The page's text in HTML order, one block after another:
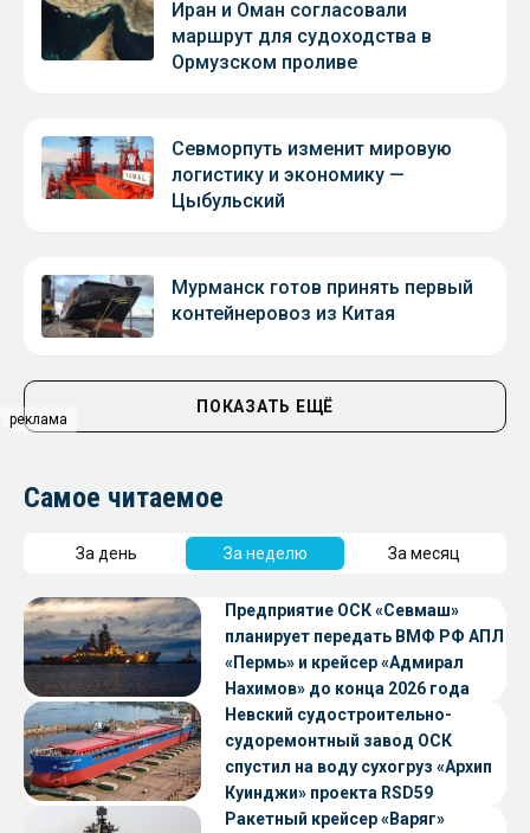
реклама
Иран и Оман согласовали
маршрут для судоходства в
Ормузском проливе
Севморпуть изменит мировую
логистику и экономику —
Цыбульский
Мурманск готов принять первый
контейнеровоз из Китая
ПОКАЗАТЬ ЕЩЁ
Самое читаемое
За день За неделю За месяц
Предприятие ОСК «Севмаш»
планирует передать ВМФ РФ АПЛ
«Пермь» и крейсер «Адмирал
Нахимов» до конца 2026 года
Невский судостроительно-
судоремонтный завод ОСК
спустил на воду сухогруз «Архип
Куинджи» проекта RSD59
Ракетный крейсер «Варяг»